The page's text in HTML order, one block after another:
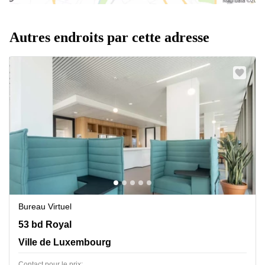
Autres endroits par cette adresse
Bureau Virtuel
53 bd Royal, Ville de Luxembourg
53 bd Royal
Ville de Luxembourg